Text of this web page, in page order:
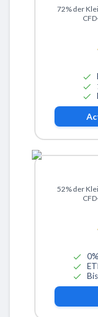
72% der
52% der